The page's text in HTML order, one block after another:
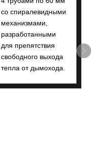
со спиралевидными
механизмами,
разработанными
для препятствия
свободного выхода
тепла от дымохода.